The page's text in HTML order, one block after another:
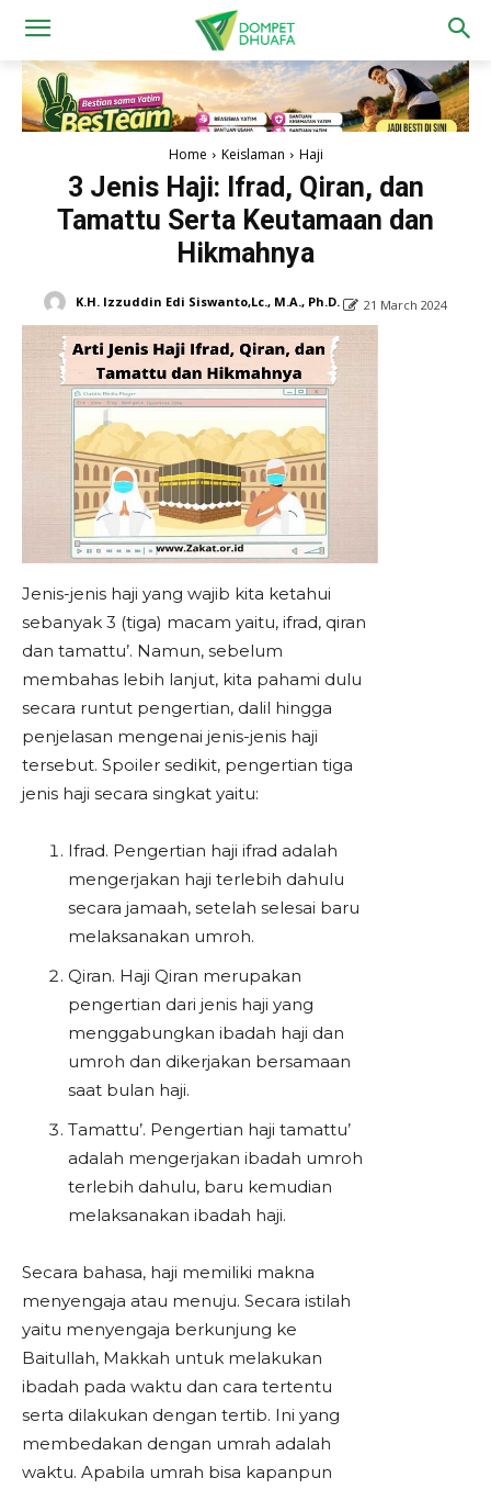
Home Keislaman Haji
3 Jenis Haji: Ifrad, Qiran, dan
Tamattu Serta Keutamaan dan
Hikmahnya
K.H. Izzuddin Edi Siswanto,Lc., M.A., Ph.D. 21 March 2024
Jenis-jenis haji yang wajib kita ketahui
sebanyak 3 (tiga) macam yaitu, ifrad, qiran
dan tamattu’. Namun, sebelum
membahas lebih lanjut, kita pahami dulu
secara runtut pengertian, dalil hingga
penjelasan mengenai jenis-jenis haji
tersebut. Spoiler sedikit, pengertian tiga
jenis haji secara singkat yaitu:
Ifrad. Pengertian haji ifrad adalah
mengerjakan haji terlebih dahulu
secara jamaah, setelah selesai baru
melaksanakan umroh.
Qiran. Haji Qiran merupakan
pengertian dari jenis haji yang
menggabungkan ibadah haji dan
umroh dan dikerjakan bersamaan
saat bulan haji.
Tamattu’. Pengertian haji tamattu’
adalah mengerjakan ibadah umroh
terlebih dahulu, baru kemudian
melaksanakan ibadah haji.
Secara bahasa, haji memiliki makna
menyengaja atau menuju. Secara istilah
yaitu menyengaja berkunjung ke
Baitullah, Makkah untuk melakukan
ibadah pada waktu dan cara tertentu
serta dilakukan dengan tertib. Ini yang
membedakan dengan umrah adalah
waktu. Apabila umrah bisa kapanpun